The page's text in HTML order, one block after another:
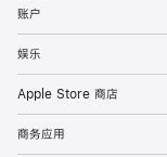
账户
娱乐
Apple Store 商店
商务应用